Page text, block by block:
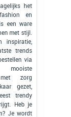
het
en
een ware
met stijl.
inspiratie,
trends
via
mooiste
zorg
gezet,
trendy
Heb je
Je wordt